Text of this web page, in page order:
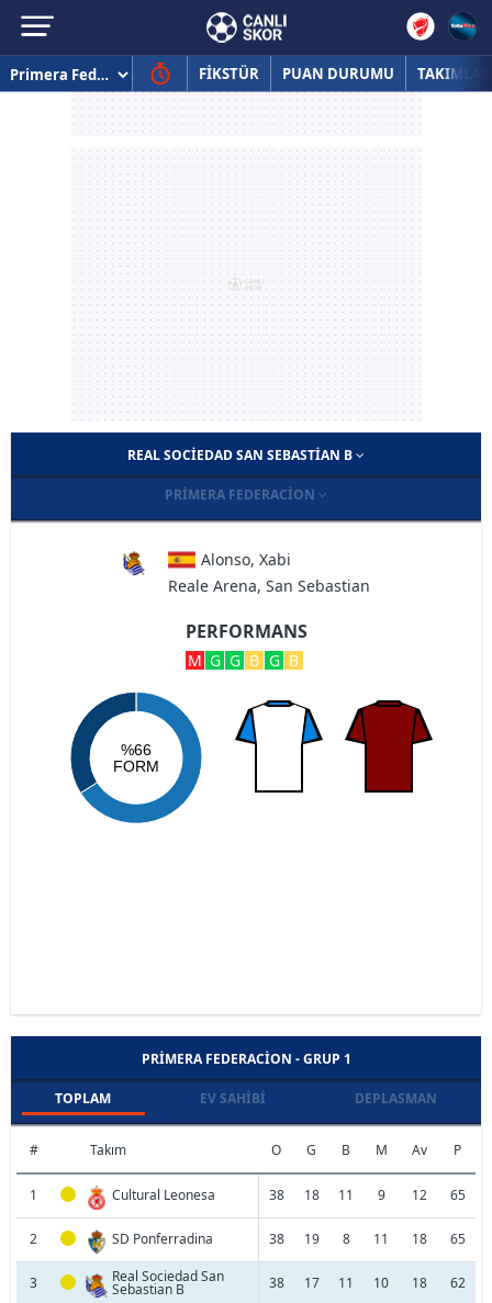
FİKSTÜR PUAN DURUMU TAKIMLAR
REAL SOCIEDAD SAN SEBASTIAN B
PRIMERA FEDERACION
Alonso, Xabi
Reale Arena, San Sebastian
PERFORMANS
M G G B G B
%66
FORM
PRIMERA FEDERACION - GRUP 1
TOPLAM EV SAHIBI DEPLASMAN
# Takım O G B M Av P
1 Cultural Leonesa 38 18 11 9 12 65
2 SD Ponferradina 38 19 8 11 18 65
3 Real Sociedad San
Sebastian B 38 17 11 10 18 62